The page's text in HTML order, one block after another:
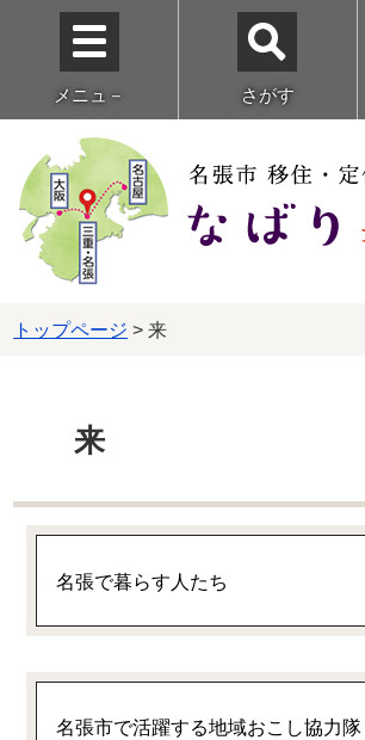
メニュ－ さがす
トップページ > 来
来
名張で暮らす人たち
名張市で活躍する地域おこし協力隊